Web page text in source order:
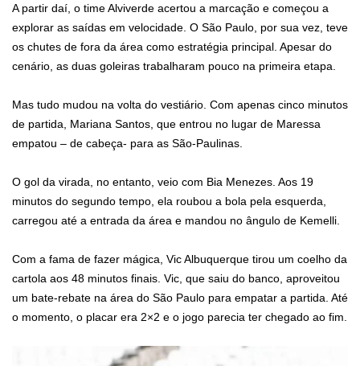
A partir daí, o time Alviverde acertou a marcação e começou a
explorar as saídas em velocidade. O São Paulo, por sua vez, teve
os chutes de fora da área como estratégia principal. Apesar do
cenário, as duas goleiras trabalharam pouco na primeira etapa.
Mas tudo mudou na volta do vestiário. Com apenas cinco minutos
de partida, Mariana Santos, que entrou no lugar de Maressa
empatou – de cabeça- para as São-Paulinas.
O gol da virada, no entanto, veio com Bia Menezes. Aos 19
minutos do segundo tempo, ela roubou a bola pela esquerda,
carregou até a entrada da área e mandou no ângulo de Kemelli.
Com a fama de fazer mágica, Vic Albuquerque tirou um coelho da
cartola aos 48 minutos finais. Vic, que saiu do banco, aproveitou
um bate-rebate na área do São Paulo para empatar a partida. Até
o momento, o placar era 2×2 e o jogo parecia ter chegado ao fim.